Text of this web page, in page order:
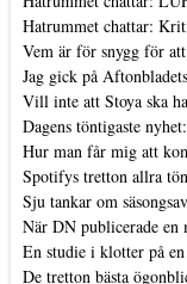
Hatrummet chattar:
Vem är för snygg för
Jag gick på
Vill inte att Stoya ska
Dagens töntigaste
Hur man får mig att
Spotifys tretton allra
Sju tankar om
När DN publicerade
En studie i klotter på
De tretton bästa